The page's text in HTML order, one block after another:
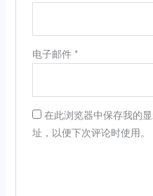
电子邮件 *
在此浏览器中保存我的
址，以便下次评论时使用。